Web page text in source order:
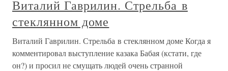
Виталий Гаврилин. Стрельба в
стеклянном доме
Виталий Гаврилин. Стрельба в стеклянном доме Когда я
комментировал выступление казака Бабая (кстати, где
он?) и просил не смущать людей очень странной